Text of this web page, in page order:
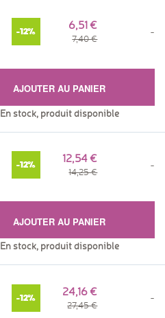
-12% 6,51
7,40
-
AJOUTER AU PANIER
En stock, produit disponible
-12% 12,54
14,25
-
AJOUTER AU PANIER
En stock, produit disponible
-12% 24,16
27,45
-